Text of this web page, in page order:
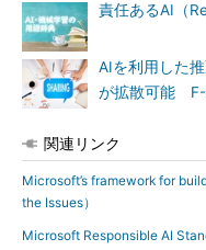
責任あるAI（
AIを利用した
が拡散可能
関連リンク
Microsoft’s framework for
the Issues）
Microsoft Responsible AI